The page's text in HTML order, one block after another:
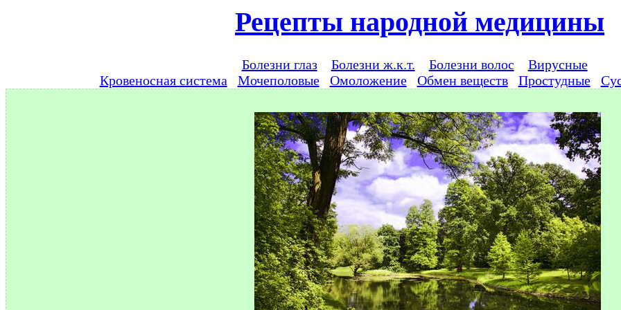
Рецепты народной медицины
Болезни глаз Болезни ж.к.т. Болезни волос
Вирусные
Кровеносная система
Мочеполовые Омоложение Обмен веществ Простудные